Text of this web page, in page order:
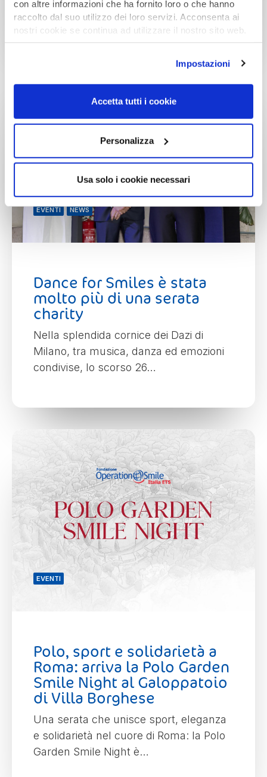
con altre informazioni che ha fornito loro o che hanno
raccolto dal suo utilizzo dei loro servizi. Acconsenta ai
nostri cookie se continua ad utilizzare il nostro sito web.
Per saperne di più consulta la nostracookie policy
Impostazioni
Accetta tutti i cookie
Personalizza
Usa solo i cookie necessari
EVENTI NEWS
Dance for Smiles è stata
molto più di una serata
charity
Nella splendida cornice dei Dazi di
Milano, tra musica, danza ed emozioni
condivise, lo scorso 26…
EVENTI
Polo, sport e solidarietà a
Roma: arriva la Polo Garden
Smile Night al Galoppatoio
di Villa Borghese
Una serata che unisce sport, eleganza
e solidarietà nel cuore di Roma: la Polo
Garden Smile Night è…